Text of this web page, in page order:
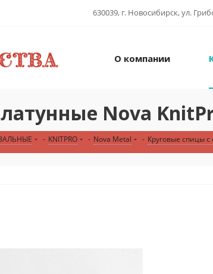
630039, г. Новосибирск, ул.
О компании
Nova
- KNITPRO - Nova Metal - Круговые спицы